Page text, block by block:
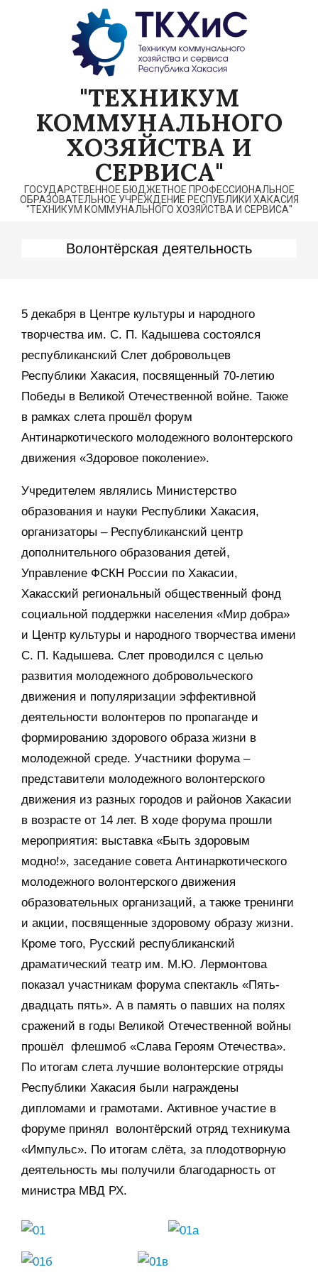
"ТЕХНИКУМ
КОММУНАЛЬНОГО
ХОЗЯЙСТВА И
СЕРВИСА"
ГОСУДАРСТВЕННОЕ БЮДЖЕТНОЕ ПРОФЕССИОНАЛЬНОЕ
ОБРАЗОВАТЕЛЬНОЕ УЧРЕЖДЕНИЕ РЕСПУБЛИКИ ХАКАСИЯ
"ТЕХНИКУМ КОММУНАЛЬНОГО ХОЗЯЙСТВА И СЕРВИСА"
Волонтёрская деятельность
5 декабря в Центре культуры и народного
творчества им. С. П. Кадышева состоялся
республиканский Слет добровольцев
Республики Хакасия, посвященный 70-летию
Победы в Великой Отечественной войне. Также
в рамках слета прошёл форум
Антинаркотического молодежного волонтерского
движения «Здоровое поколение».
Учредителем являлись Министерство
образования и науки Республики Хакасия,
организаторы – Республиканский центр
дополнительного образования детей,
Управление ФСКН России по Хакасии,
Хакасский региональный общественный фонд
социальной поддержки населения «Мир добра»
и Центр культуры и народного творчества имени
С. П. Кадышева. Слет проводился с целью
развития молодежного добровольческого
движения и популяризации эффективной
деятельности волонтеров по пропаганде и
формированию здорового образа жизни в
молодежной среде. Участники форума –
представители молодежного волонтерского
движения из разных городов и районов Хакасии
в возрасте от 14 лет. В ходе форума прошли
мероприятия: выставка «Быть здоровым
модно!», заседание совета Антинаркотического
молодежного волонтерского движения
образовательных организаций, а также тренинги
и акции, посвященные здоровому образу жизни.
Кроме того, Русский республиканский
драматический театр им. М.Ю. Лермонтова
показал участникам форума спектакль «Пять-
двадцать пять». А в память о павших на полях
сражений в годы Великой Отечественной войны
прошёл флешмоб «Слава Героям Отечества».
По итогам слета лучшие волонтерские отряды
Республики Хакасия были награждены
дипломами и грамотами. Активное участие в
форуме принял волонтёрский отряд техникума
«Импульс». По итогам слёта, за плодотворную
деятельность мы получили благодарность от
министра МВД РХ.